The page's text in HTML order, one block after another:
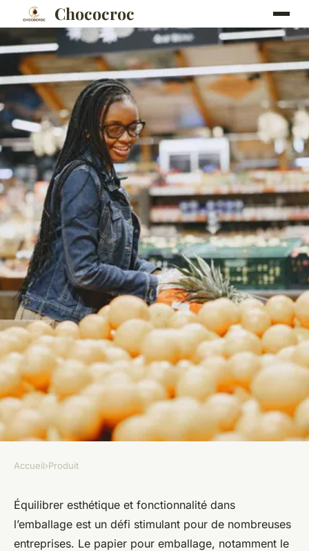
Chococroc
Le papier pour emballage :
alliez esthétisme et pratique
Accueil›Produit
Équilibrer esthétique et fonctionnalité dans
l’emballage est un défi stimulant pour de nombreuses
entreprises. Le papier pour emballage, notamment le